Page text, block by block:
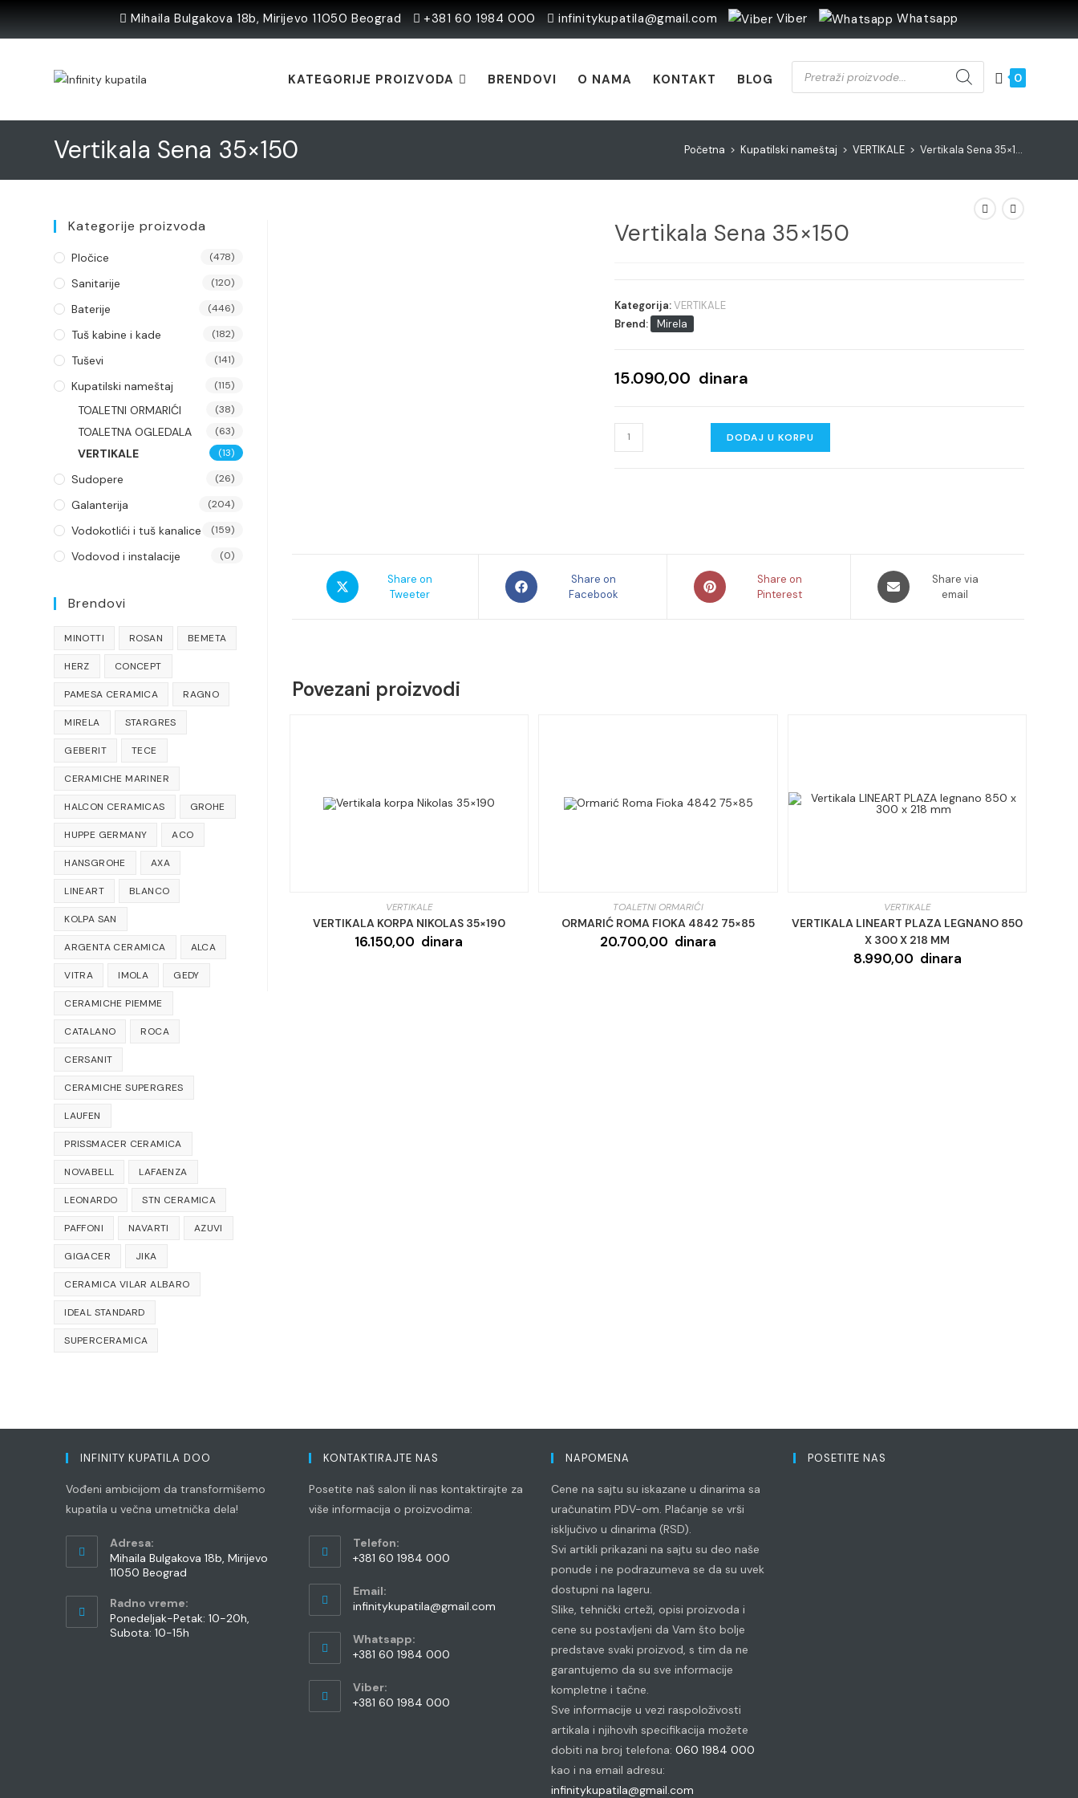
Mihaila Bulgakova 18b, Mirijevo 11050 Beograd +381 60 1984 000 infinitykupatila@gmail.com Viber Whatsapp
KATEGORIJE PROIZVODA BRENDOVI O NAMA KONTAKT BLOG
Products
search 0
Vertikala Sena 35×150 Početna > Kupatilski nameštaj > VERTIKALE > Vertikala Sena 35×150
Vertikala Sena 35×150
Kategorija:VERTIKALE
Brend:
Mirela
15.090,00 dinara
Vertikala
Sena
DODAJ U KORPU
Opens
in
Share on
Tweeter
Opens
in
Share on
Facebook
Opens
in
Share on
Pinterest
Opens
in
Share via
email
Povezani proizvodi
VERTIKALE
VERTIKALA KORPA NIKOLAS 35×190
16.150,00 dinara
TOALETNI ORMARIĆI
ORMARIĆ ROMA FIOKA 4842 75×85
20.700,00 dinara
VERTIKALE
VERTIKALA LINEART PLAZA LEGNANO 850
X 300 X 218 MM
8.990,00 dinara
Kategorije proizvoda
Pločice (478)
Sanitarije (120)
Baterije (446)
Tuš kabine i kade (182)
Tuševi (141)
Kupatilski nameštaj (115)
TOALETNI ORMARIĆI (38)
TOALETNA OGLEDALA (63)
VERTIKALE (13)
Sudopere (26)
Galanterija (204)
Vodokotlići i tuš kanalice (159)
Vodovod i instalacije (0)
Brendovi
MINOTTI ROSAN BEMETA
HERZ CONCEPT
PAMESA CERAMICA RAGNO
MIRELA STARGRES
GEBERIT TECE
CERAMICHE MARINER
HALCON CERAMICAS GROHE
HUPPE GERMANY ACO
HANSGROHE AXA
LINEART BLANCO
KOLPA SAN
ARGENTA CERAMICA ALCA
VITRA IMOLA GEDY
CERAMICHE PIEMME
CATALANO ROCA
CERSANIT
CERAMICHE SUPERGRES
LAUFEN
PRISSMACER CERAMICA
NOVABELL LAFAENZA
LEONARDO STN CERAMICA
PAFFONI NAVARTI AZUVI
GIGACER JIKA
CERAMICA VILAR ALBARO
IDEAL STANDARD
SUPERCERAMICA
INFINITY KUPATILA DOO
Vođeni ambicijom da transformišemo
kupatila u večna umetnička dela!
Adresa:
Mihaila Bulgakova 18b, Mirijevo
11050 Beograd
Radno vreme:
Ponedeljak-Petak: 10-20h,
Subota: 10-15h
KONTAKTIRAJTE NAS
Posetite naš salon ili nas kontaktirajte za
više informacija o proizvodima:
Telefon:
+381 60 1984 000
in
your
application
Email:
infinitykupatila@gmail.comOpens
application
Whatsapp:
+381 60 1984 000
in
your
Viber:
+381 60 1984 000
NAPOMENA
Cene na sajtu su iskazane u dinarima sa
uračunatim PDV-om. Plaćanje se vrši
isključivo u dinarima (RSD).
Svi artikli prikazani na sajtu su deo naše
ponude i ne podrazumeva se da su uvek
dostupni na lageru.
Slike, tehnički crteži, opisi proizvoda i
cene su postavljeni da Vam što bolje
predstave svaki proizvod, s tim da ne
garantujemo da su sve informacije
kompletne i tačne.
Sve informacije u vezi raspoloživosti
artikala i njihovih specifikacija možete
dobiti na broj telefona: 060 1984 000
kao i na email adresu:
infinitykupatila@gmail.com
POSETITE NAS